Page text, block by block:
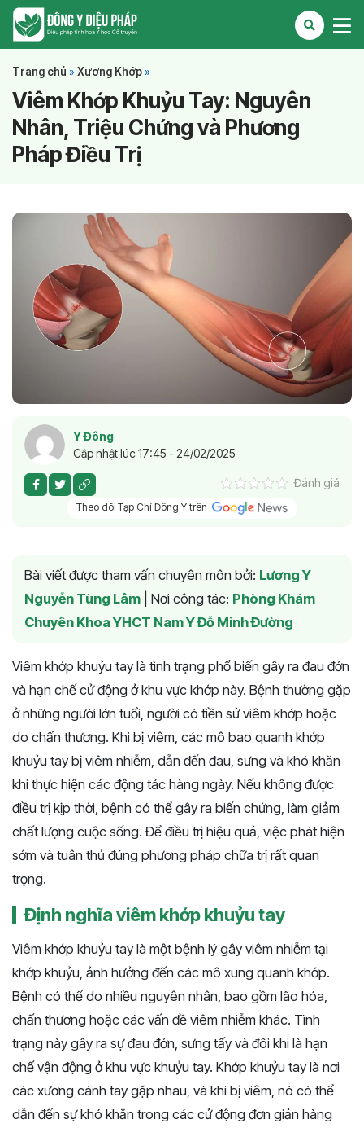
Trang chủ » Xương Khớp »
Viêm Khớp Khuỷu Tay: Nguyên
Nhân, Triệu Chứng và Phương
Pháp Điều Trị
Y Đông
Cập nhật lúc 17:45 - 24/02/2025
Đánh giá
Theo dõi Tạp Chí Đông Y trên
Bài viết được tham vấn chuyên môn bởi: Lương Y
Nguyễn Tùng Lâm
Nơi công tác: Phòng Khám
Chuyên Khoa YHCT Nam Y Đỗ Minh Đường
Viêm khớp khuỷu tay là tình trạng phổ biến gây ra đau đớn
và hạn chế cử động ở khu vực khớp này. Bệnh thường gặp
ở những người lớn tuổi, người có tiền sử viêm khớp hoặc
do chấn thương. Khi bị viêm, các mô bao quanh khớp
khuỷu tay bị viêm nhiễm, dẫn đến đau, sưng và khó khăn
khi thực hiện các động tác hàng ngày. Nếu không được
điều trị kịp thời, bệnh có thể gây ra biến chứng, làm giảm
chất lượng cuộc sống. Để điều trị hiệu quả, việc phát hiện
sớm và tuân thủ đúng phương pháp chữa trị rất quan
trọng.
Định nghĩa viêm khớp khuỷu tay
Viêm khớp khuỷu tay là một bệnh lý gây viêm nhiễm tại
khớp khuỷu, ảnh hưởng đến các mô xung quanh khớp.
Bệnh có thể do nhiều nguyên nhân, bao gồm lão hóa,
chấn thương hoặc các vấn đề viêm nhiễm khác. Tình
trạng này gây ra sự đau đớn, sưng tấy và đôi khi là hạn
chế vận động ở khu vực khuỷu tay. Khớp khuỷu tay là nơi
các xương cánh tay gặp nhau, và khi bị viêm, nó có thể
dẫn đến sự khó khăn trong các cử động đơn giản hàng